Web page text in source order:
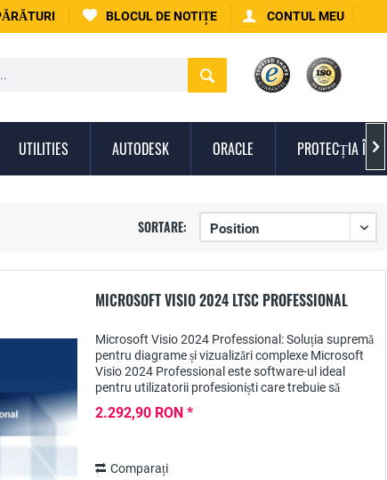
BLOCUL DE NOTIȚE CONTUL MEU
UTILITIES AUTODESK ORACLE PROTECȚIA 
SORTARE:
MICROSOFT VISIO 2024 LTSC PROFESSIONAL
Microsoft Visio 2024 Professional: Soluția supremă
pentru diagrame și vizualizări complexe Microsoft
Visio 2024 Professional este software-ul ideal
pentru utilizatorii profesioniști care trebuie să
2.292,90 RON *
Comparați